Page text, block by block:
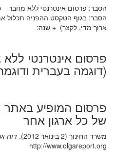
הסבר: פרסום אינטרנטי ללא מחבר
הסבר: בגוף הטקסט ההפניה תכלול
ארוך מדי, לקצר) + שנה:
פרסום אינטרנטי ללא
(דוגמה בעברית
פרסום המופיע באתר
של כל ארגון אחר
משרד החינוך (2 בינואר 2012). דוח
http://www.olgareport.org